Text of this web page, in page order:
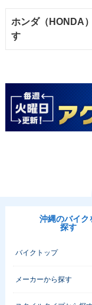
ホンダ（HONDA
す
沖縄のバイク
探す
バイクトップ
メーカーから探す